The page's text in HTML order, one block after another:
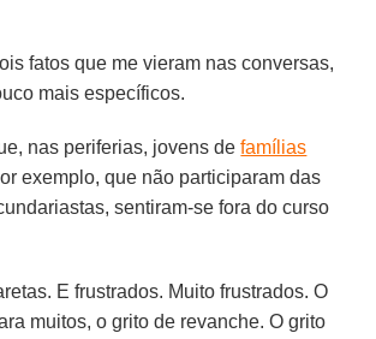
fatos que me vieram nas conversas,
mais específicos.
nas periferias, jovens defamílias
exemplo, que não participaram das
sentiram-se fora do curso
E frustrados. Muito frustrados. O
muitos, o grito de revanche. O grito